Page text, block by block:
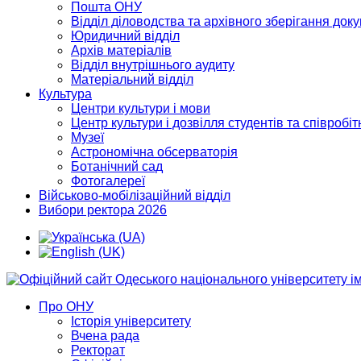
Пошта ОНУ
Відділ діловодства та архівного зберігання
Юридичний відділ
Архів матеріалів
Відділ внутрішнього аудиту
Матеріальний відділ
Культура
Центри культури і мови
Центр культури і дозвілля студентів та
Музеї
Астрономічна обсерваторія
Ботанічний сад
Фотогалереї
Військово-мобілізаційний відділ
Вибори ректора 2026
Про ОНУ
Історія університету
Вчена рада
Ректорат